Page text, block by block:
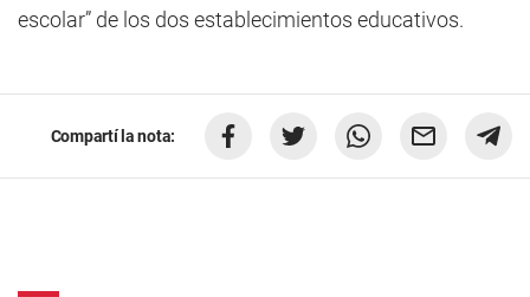
escolar” de los dos establecimientos educativos.
Compartí la nota: